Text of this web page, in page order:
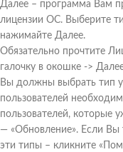
Далее – программа Вам
лицензии ОС. Выберите
нажимайте Далее.
Обязательно прочтите
галочку в окошке ->
Вы должны выбрать тип
пользователей
пользователей, которые
— «Обновление». Если Вы
эти типы – кликните